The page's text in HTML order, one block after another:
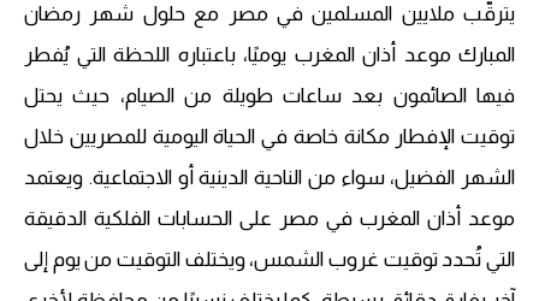
يترقّب ملايين المسلمين في مصر مع حلول شهر رمضان
المبارك موعد أذان المغرب يوميًا، باعتباره اللحظة التي يُفطر
فيها الصائمون بعد ساعات طويلة من الصيام، حيث يحتل
توقيت الإفطار مكانة خاصة في الحياة اليومية للمصريين خلال
الشهر الفضيل، سواء من الناحية الدينية أو الاجتماعية. ويعتمد
موعد أذان المغرب في مصر على الحسابات الفلكية الدقيقة
التي تُحدد توقيت غروب الشمس، ويختلف التوقيت من يوم إلى